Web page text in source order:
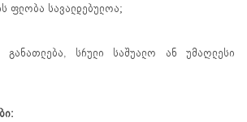
ფლობა სავალდებულოა;
განათლება, სრული საშუალო ან უმაღლესი